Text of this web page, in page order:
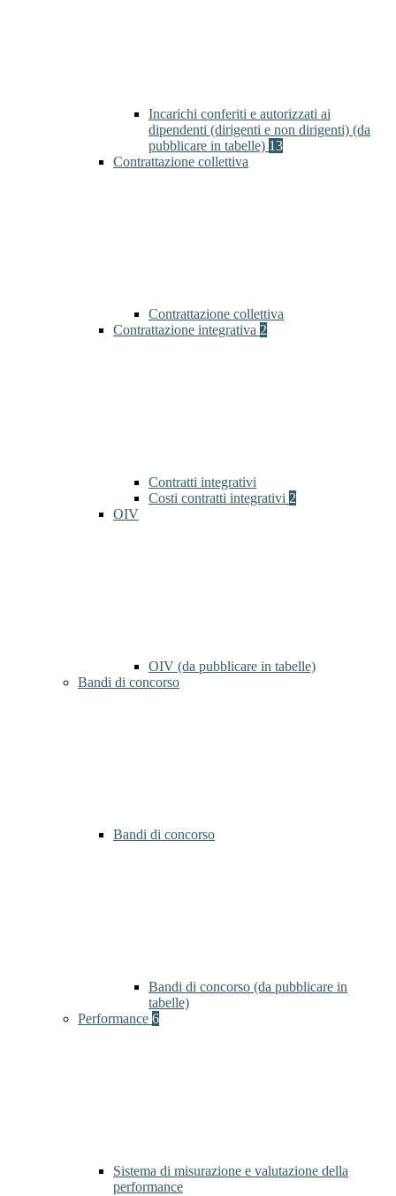
Incarichi conferiti e autorizzati ai
dipendenti (dirigenti e non dirigenti) (da
pubblicare in tabelle) 13
Contrattazione collettiva
Contrattazione collettiva
Contrattazione integrativa 2
Contratti integrativi
Costi contratti integrativi 2
OIV
OIV (da pubblicare in tabelle)
Bandi di concorso
Bandi di concorso
Bandi di concorso (da pubblicare in
tabelle)
Performance 6
Sistema di misurazione e valutazione della
performance